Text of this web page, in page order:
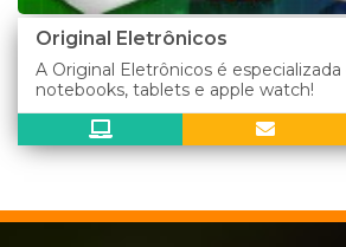
Original Eletrônicos
A Original Eletrônicos é
notebooks, tablets e apple watch!